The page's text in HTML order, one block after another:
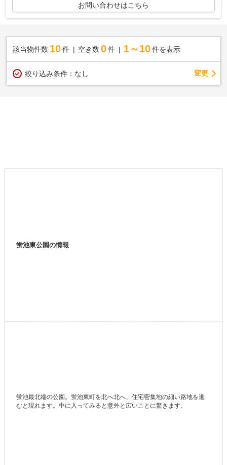
お問い合わせはこちら
該当物件数 10件 空き数 0 件 1～10 件を表示
絞り込み条件： なし 変更
蛍池東公園の情報
蛍池最北端の公園。蛍池東町を北へ北へ、住宅密集地の細い路地を進
むと現れます。中に入ってみると意外と広いことに驚きます。